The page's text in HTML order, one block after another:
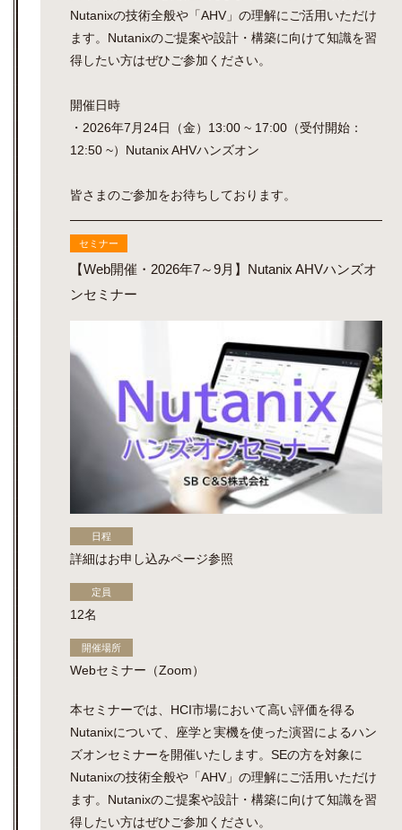
Nutanixの技術全般や「AHV」の理解にご活用いただけ
ます。Nutanixのご提案や設計・構築に向けて知識を習
得したい方はぜひご参加ください。
開催日時
・2026年7月24日（金）13:00 ~ 17:00（受付開始：
12:50 ~）Nutanix AHVハンズオン
皆さまのご参加をお待ちしております。
セミナー
【Web開催・2026年7～9月】Nutanix AHVハンズオ
ンセミナー
日程
詳細はお申し込みページ参照
定員
12名
開催場所
Webセミナー（Zoom）
本セミナーでは、HCI市場において高い評価を得る
Nutanixについて、座学と実機を使った演習によるハン
ズオンセミナーを開催いたします。SEの方を対象に
Nutanixの技術全般や「AHV」の理解にご活用いただけ
ます。Nutanixのご提案や設計・構築に向けて知識を習
得したい方はぜひご参加ください。